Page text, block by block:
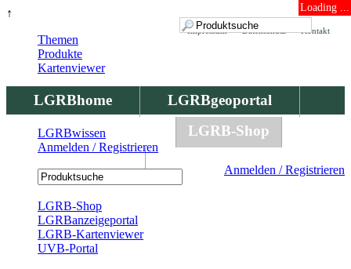
↑ Loading ...
Kontakt
Datenschutz
Impressum
LGRBhome
LGRBgeoportal
LGRBbohrungen
LGRB-Shop
Anmelden / Registrieren
Themen
Produkte
Kartenviewer
LGRBwissen
Anmelden / Registrieren
LGRB-Shop
LGRBanzeigeportal
LGRB-Kartenviewer
UVB-Portal